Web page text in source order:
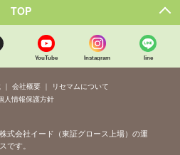
TOP
YouTube Instagram line
会社概要
リセマムについて
人情報保護方針
式会社イード（東証グロース上場）の運
です。